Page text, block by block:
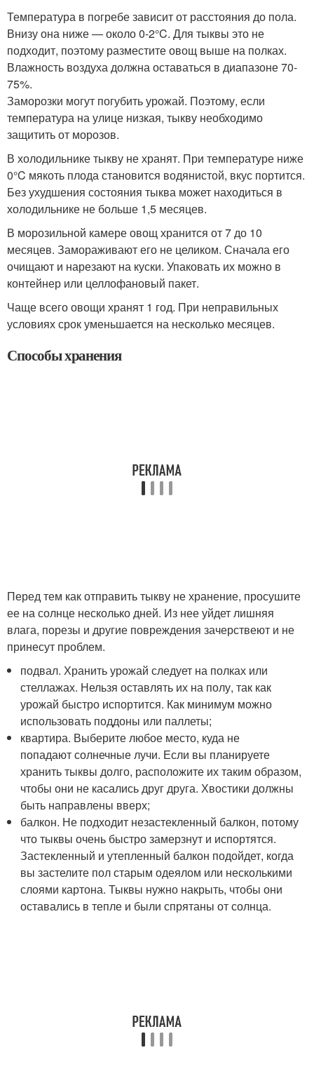
Температура в погребе зависит от расстояния до пола.
Внизу она ниже — около 0-2°C. Для тыквы это не
подходит, поэтому разместите овощ выше на полках.
Влажность воздуха должна оставаться в диапазоне 70-
75%.
Заморозки могут погубить урожай. Поэтому, если
температура на улице низкая, тыкву необходимо
защитить от морозов.
В холодильнике тыкву не хранят. При температуре ниже
0°C мякоть плода становится водянистой, вкус портится.
Без ухудшения состояния тыква может находиться в
холодильнике не больше 1,5 месяцев.
В морозильной камере овощ хранится от 7 до 10
месяцев. Замораживают его не целиком. Сначала его
очищают и нарезают на куски. Упаковать их можно в
контейнер или целлофановый пакет.
Чаще всего овощи хранят 1 год. При неправильных
условиях срок уменьшается на несколько месяцев.
Способы хранения
Перед тем как отправить тыкву не хранение, просушите
ее на солнце несколько дней. Из нее уйдет лишняя
влага, порезы и другие повреждения зачерствеют и не
принесут проблем.
подвал. Хранить урожай следует на полках или
стеллажах. Нельзя оставлять их на полу, так как
урожай быстро испортится. Как минимум можно
использовать поддоны или паллеты;
квартира. Выберите любое место, куда не
попадают солнечные лучи. Если вы планируете
хранить тыквы долго, расположите их таким образом,
чтобы они не касались друг друга. Хвостики должны
быть направлены вверх;
балкон. Не подходит незастекленный балкон, потому
что тыквы очень быстро замерзнут и испортятся.
Застекленный и утепленный балкон подойдет, когда
вы застелите пол старым одеялом или несколькими
слоями картона. Тыквы нужно накрыть, чтобы они
оставались в тепле и были спрятаны от солнца.